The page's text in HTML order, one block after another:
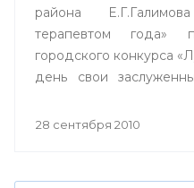
района
терапевтом года»
городского конкурса
день свои
конкурса,
28 сентября 2010